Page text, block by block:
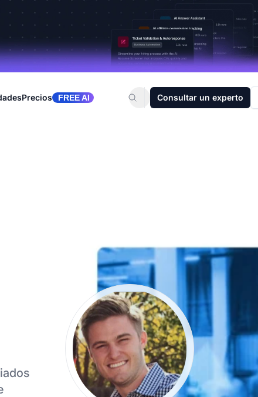
Precios FREE AI Consultar un experto